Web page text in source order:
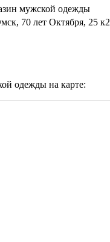
мужской одежды
70 лет Октября, 25 к2
одежды на карте: